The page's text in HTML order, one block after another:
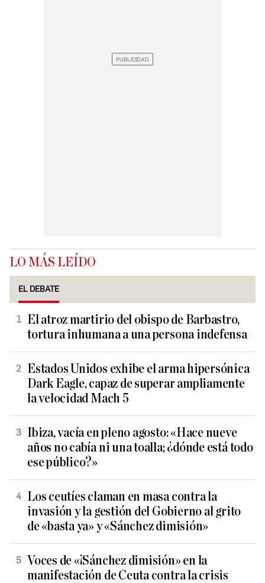
LO MÁS LEÍDO
EL DEBATE
El atroz martirio del obispo de Barbastro,
tortura inhumana a una persona indefensa
Estados Unidos exhibe el arma hipersónica
Dark Eagle, capaz de superar ampliamente
la velocidad Mach 5
Ibiza, vacía en pleno agosto: «Hace nueve
años no cabía ni una toalla; ¿dónde está todo
ese público?»
Los ceutíes claman en masa contra la
invasión y la gestión del Gobierno al grito
de «basta ya» y «Sánchez dimisión»
Voces de «¡Sánchez dimisión» en la
manifestación de Ceuta contra la crisis